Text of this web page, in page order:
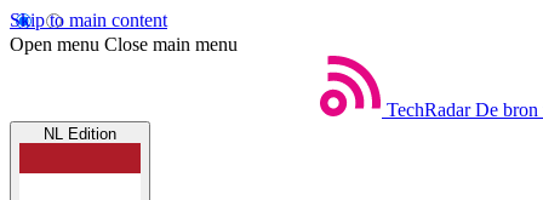
Skip to main content
Open menu Close main menu
TechRadar De bron
NL Edition